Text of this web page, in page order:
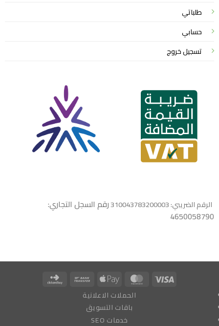
طلباتي
حسابي
تسجيل خروج
الرقم الضريبي: 310043783200003
رقم السجل التجاري:
4650058790
Visa
MasterCard
Apple
Pay
Bank
الحملات الاعلانية
باقات التسويق
خدمات SEO